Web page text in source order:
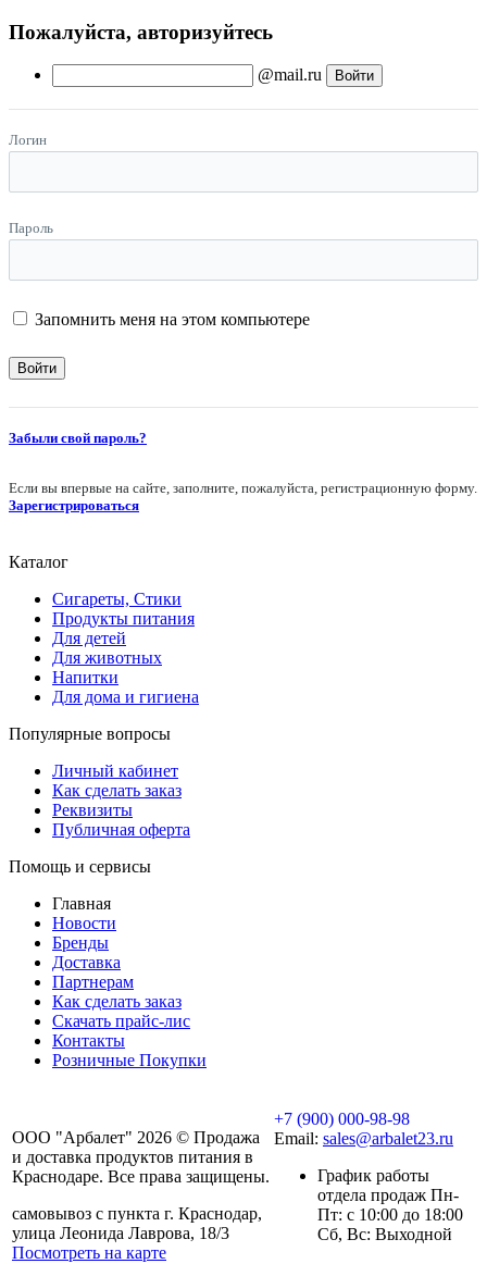
Пожалуйста, авторизуйтесь
@mail.ru
Логин
Пароль
Запомнить меня на этом компьютере
Забыли свой пароль?
Если вы впервые на сайте, заполните, пожалуйста, регистрационную форму.
Зарегистрироваться
Каталог
Сигареты, Стики
Продукты питания
Для детей
Для животных
Напитки
Для дома и гигиена
Популярные вопросы
Личный кабинет
Как сделать заказ
Реквизиты
Публичная оферта
Помощь и сервисы
Главная
Новости
Бренды
Доставка
Партнерам
Как сделать заказ
Скачать прайс-лис
Контакты
Розничные Покупки
ООО "Арбалет" 2026 © Продажа
и доставка продуктов питания в
Краснодаре. Все права защищены.
самовывоз с пункта г. Краснодар,
улица Леонида Лаврова, 18/3
Посмотреть на карте
+7 (900) 000-98-98
Email: sales@arbalet23.ru
График работы
отдела продаж Пн-
Пт: с 10:00 до 18:00
Сб, Вс: Выходной